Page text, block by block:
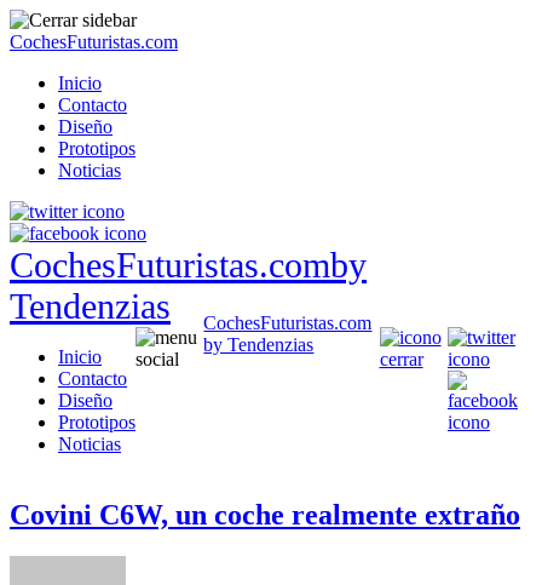
CochesFuturistas.com
Inicio
Contacto
Diseño
Prototipos
Noticias
CochesFuturistas.comby
Tendenzias
Inicio
Contacto
Diseño
Prototipos
Noticias
CochesFuturistas.com
by Tendenzias
Covini C6W, un coche realmente extraño